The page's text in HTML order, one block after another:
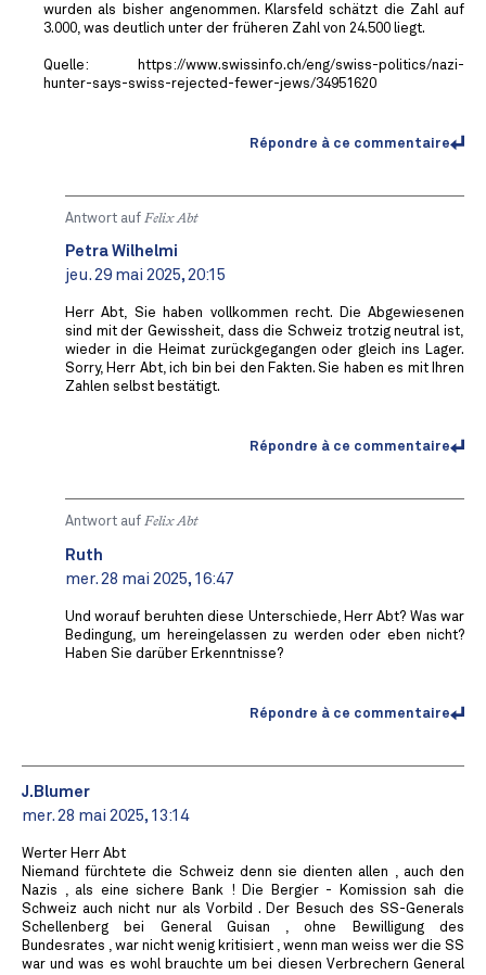
wurden als bisher angenommen. Klarsfeld schätzt die Zahl auf
3.000, was deutlich unter der früheren Zahl von 24.500 liegt.
Quelle: https://www.swissinfo.ch/eng/swiss-politics/nazi-
hunter-says-swiss-rejected-fewer-jews/34951620
Répondre à ce commentaire
Antwort auf Felix Abt
Petra Wilhelmi
jeu. 29 mai 2025, 20:15
Herr Abt, Sie haben vollkommen recht. Die Abgewiesenen
sind mit der Gewissheit, dass die Schweiz trotzig neutral ist,
wieder in die Heimat zurückgegangen oder gleich ins Lager.
Sorry, Herr Abt, ich bin bei den Fakten. Sie haben es mit Ihren
Zahlen selbst bestätigt.
Répondre à ce commentaire
Antwort auf Felix Abt
Ruth
mer. 28 mai 2025, 16:47
Und worauf beruhten diese Unterschiede, Herr Abt? Was war
Bedingung, um hereingelassen zu werden oder eben nicht?
Haben Sie darüber Erkenntnisse?
Répondre à ce commentaire
J.Blumer
mer. 28 mai 2025, 13:14
Werter Herr Abt
Niemand fürchtete die Schweiz denn sie dienten allen , auch den
Nazis , als eine sichere Bank ! Die Bergier - Komission sah die
Schweiz auch nicht nur als Vorbild . Der Besuch des SS-Generals
Schellenberg bei General Guisan , ohne Bewilligung des
Bundesrates , war nicht wenig kritisiert , wenn man weiss wer die SS
war und was es wohl brauchte um bei diesen Verbrechern General